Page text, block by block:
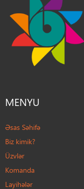
MENYU
Əsas Səhifə
Biz kimik?
Üzvlər
Komanda
Layihələr